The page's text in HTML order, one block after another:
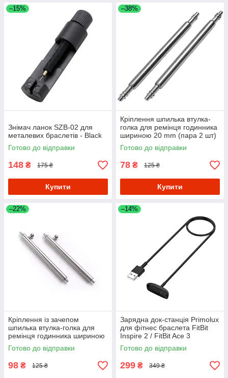
–15%
Знімач ланок SZB-02 для
металевих браслетів - Black
Готово до відправки
148 ₴ 175 ₴
Купити
–38%
Кріплення шпилька втулка-
голка для ремінця годинника
шириною 20 mm (пара 2 шт)
Готово до відправки
78 ₴ 125 ₴
Купити
–22%
Кріплення із зачепом
шпилька втулка-голка для
ремінця годинника шириною
22 mm (пара 2 шт)
Готово до відправки
98 ₴ 125 ₴
–14%
Зарядна док-станція Primolux
для фітнес браслета FitBit
Inspire 2 / FitBit Ace 3
Готово до відправки
299 ₴ 349 ₴